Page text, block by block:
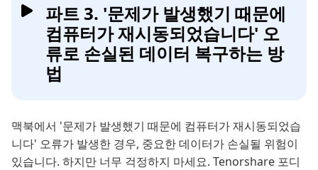
파트 3. '문제가 발생했기 때문에
컴퓨터가 재시동되었습니다' 오
류로 손실된 데이터 복구하는 방
법
맥북에서 '문제가 발생했기 때문에 컴퓨터가 재시동되었습
니다' 오류가 발생한 경우, 중요한 데이터가 손실될 위험이
있습니다. 하지만 너무 걱정하지 마세요. Tenorshare 포디